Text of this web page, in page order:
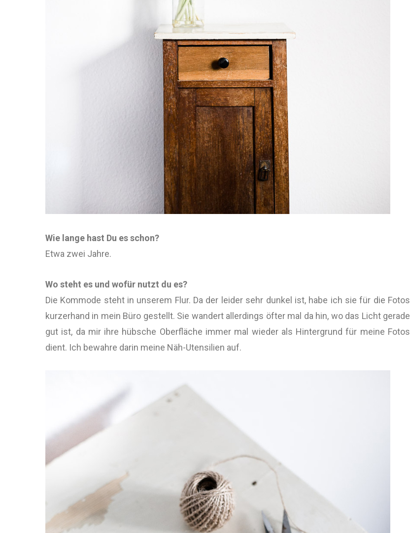
Wie lange hast Du es schon?
Etwa zwei Jahre.
Wo steht es und wofür nutzt du es?
Die Kommode steht in unserem Flur. Da der leider sehr dunkel ist, habe ich sie für die Fotos
kurzerhand in mein Büro gestellt. Sie wandert allerdings öfter mal da hin, wo das Licht gerade
gut ist, da mir ihre hübsche Oberfläche immer mal wieder als Hintergrund für meine Fotos
dient. Ich bewahre darin meine Näh-Utensilien auf.